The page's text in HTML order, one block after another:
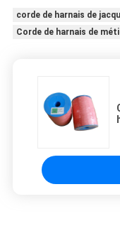
corde de harnais de
Corde de harnais de